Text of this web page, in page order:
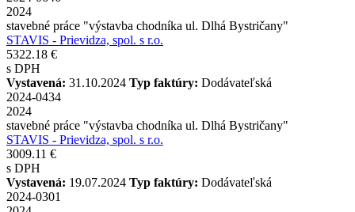
2024
stavebné práce "výstavba chodníka ul. Dlhá Bystričany"
STAVIS - Prievidza, spol. s r.o.
5322.18 €
s DPH
Vystavená: 31.10.2024 Typ faktúry: Dodávateľská
2024-0434
2024
stavebné práce "výstavba chodníka ul. Dlhá Bystričany"
STAVIS - Prievidza, spol. s r.o.
3009.11 €
s DPH
Vystavená: 19.07.2024 Typ faktúry: Dodávateľská
2024-0301